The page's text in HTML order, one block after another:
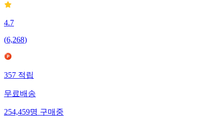
4.7
(6,268)
357 적립
무료배송
254,459명 구매중